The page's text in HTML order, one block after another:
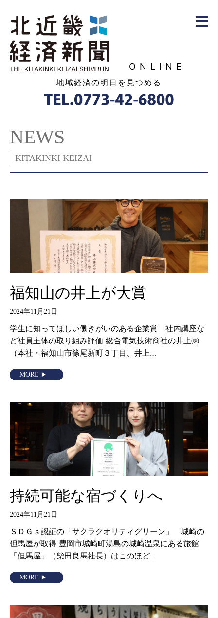
ONLINE
地域経済の明日を見つめる
NEWS
KITAKINKI KEIZAI
福知山の井上が大賞
2024年11月21日
学生に知ってほしい働きがいのある企業賞 社内講座な
ど社員主体の取り組み評価 総合電気技術商社の井上㈱
（本社・福知山市篠尾新町３丁目、井上…
MORE
持続可能な宿づくりへ
2024年11月21日
ＳＤＧｓ認証の「サクラクオリティグリーン」 城崎の
但馬屋が取得 豊岡市城崎町湯島の城崎温泉にある旅館
「但馬屋」（柴田良馬社長）はこのほど…
MORE